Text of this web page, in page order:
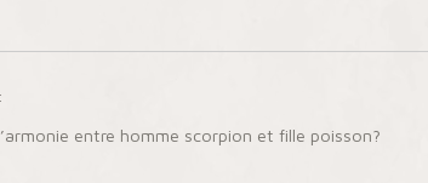
entre homme scorpion et fille poisson?